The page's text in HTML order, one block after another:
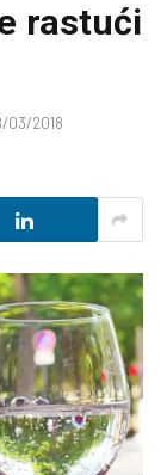
rastući
03/2018